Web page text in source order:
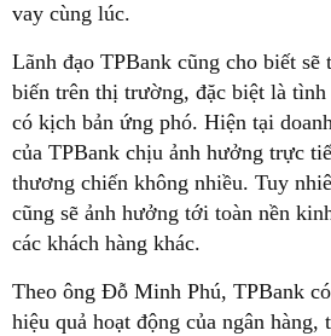
vay cùng lúc.
Lãnh đạo TPBank cũng cho biết sẽ
biến trên thị trường, đặc biệt là
có kịch bản ứng phó. Hiện tại
của TPBank chịu ảnh hưởng trực
thương chiến không nhiều. Tuy
cũng sẽ ảnh hưởng tới toàn nền
các khách hàng khác.
Theo ông Đỗ Minh Phú, TPBank
hiệu quả hoạt động của ngân